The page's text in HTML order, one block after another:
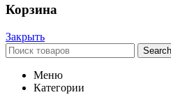
Корзина
Закрыть
Search
Меню
Категории